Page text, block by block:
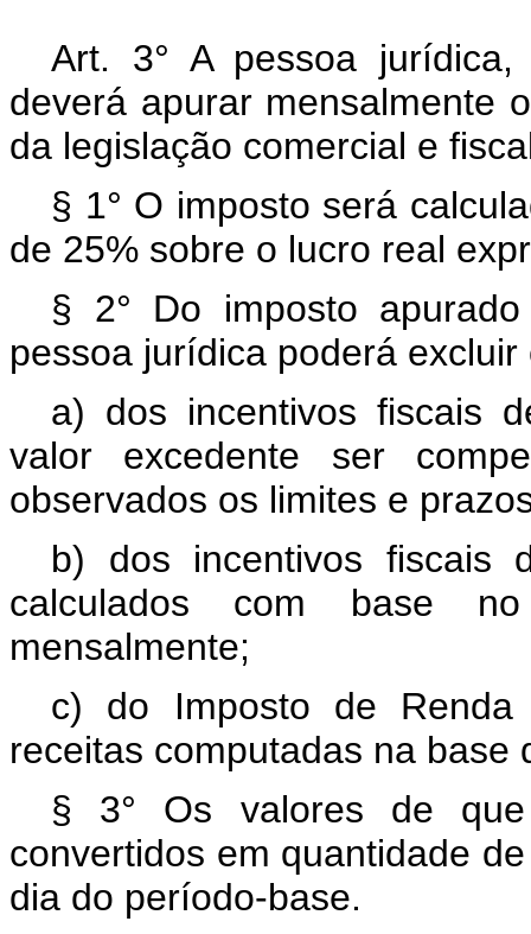
Art. 3° A pessoa
deverá apurar mensalmente
da legislação comercial e
§ 1° O imposto será
de 25% sobre o lucro real
§ 2° Do imposto
pessoa jurídica poderá excluir
a) dos incentivos fiscais
valor excedente ser
observados os limites e
b) dos incentivos fiscais
calculados com base
mensalmente;
c) do Imposto de
receitas computadas na base
§ 3° Os valores de
convertidos em quantidade
dia do período-base.